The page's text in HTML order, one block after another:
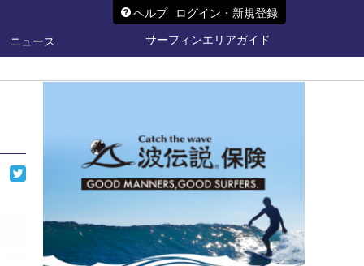
ヘルプ ログイン・新規登録
ニュース
サーフィンエリアガイド